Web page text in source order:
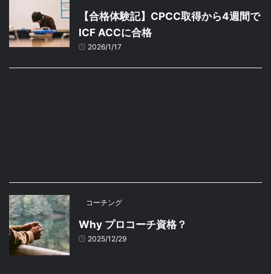
【合格体験記】CPCC取得から4週間で
ICF ACCに合格
2026/1/17
コーチング
Why プロコーチ資格？
2025/12/29